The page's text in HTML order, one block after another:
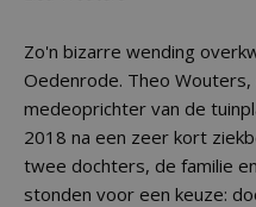
Zo'n bizarre wending
Oedenrode. Theo
medeoprichter van de
2018 na een zeer kort
twee dochters, de familie
stonden voor een keuze: